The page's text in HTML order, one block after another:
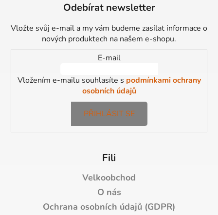
Odebírat newsletter
Vložte svůj e-mail a my vám budeme zasílat informace o
nových produktech na našem e-shopu.
E-mail
Vložením e-mailu souhlasíte s podmínkami ochrany
osobních údajů
PŘIHLÁSIT SE
Fili
Velkoobchod
O nás
Ochrana osobních údajů (GDPR)